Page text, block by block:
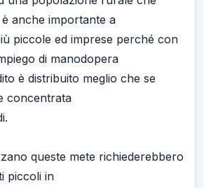
anche importante a
piccole ed imprese perché con
di manodopera
è distribuito meglio che se
concentrata
queste mete richiederebbero
piccoli in